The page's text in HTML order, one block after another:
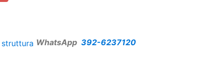
WhatsApp 392-6237120